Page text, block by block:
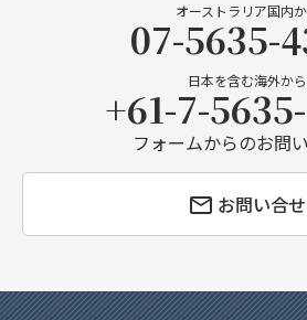
オーストラリア国内
07-5635-
日本を含む海外から
+61-7-
フォームからのお問
お問い合せ